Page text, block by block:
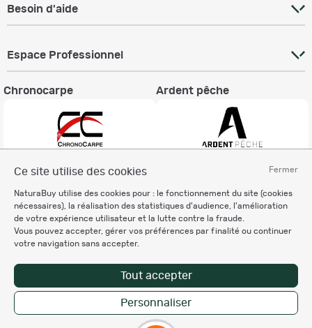
Fermer
Ce site utilise des cookies
NaturaBuy utilise des cookies pour : le fonctionnement du site (cookies
nécessaires), la réalisation des statistiques d'audience, l'amélioration
de votre expérience utilisateur et la lutte contre la fraude.
Vous pouvez accepter, gérer vos préférences par finalité ou continuer
votre navigation sans accepter.
Tout accepter
Personnaliser
Enregistrer la recherche
Besoin d'aide
Espace Professionnel
Chronocarpe Ardent pêche
Charte éthique
Mentions légales
Règlement & Conditions d'utilisation
Politique de protection
des données personnelles
Personnalisation des cookies
Copyright © 2007-2026 NaturaBuy. Tous droits réservés. N°CNIL: 1239459.